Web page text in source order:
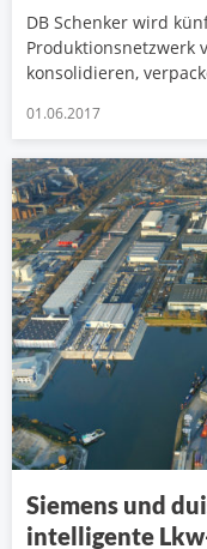
DB Schenker wird
Produktionsnetzwerk
konsolidieren,
01.06.2017
Siemens und
intelligente